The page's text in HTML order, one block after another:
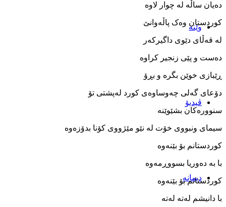
وێنه‌
ڤیدیۆ
دیمانە
دەیان ساڵە لە چوار لاوە
کوردستان وەک پاڵەوانێ
لە قەڵای دێوی داگیرکەر
دەست و پێی زنجیر کراوە
ڕێبازی خوێن بگرە و بڕۆ
دۆعای گەلی چەوساوەی کورد لەپشتی تۆ
سنوورەکان بشێوێنە
سیمای ونبووی خۆت لە نێو مێژووی کۆنا بدۆزەوە
کوردستانم بۆ بێنەوە
با بە دەوریا بسووڕمەوە
کوردستانم بۆ بێنەوە
با دانیشم لەتە لەتە